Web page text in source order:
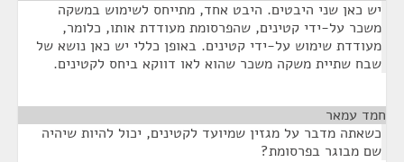
יש כאן שני היבטים. היבט אחד, מתייחס לשימוש במשקה
משכר על-ידי קטינים, שהפרסומת מעודדת אותו, כלומר,
מעודדת שימוש על-ידי קטינים. באופן כללי יש כאן נושא של
שבח שתיית משקה משכר שהוא לאו דווקא ביחס לקטינים.
חמד עמאר
כשאתה מדבר על מגזין שמיועד לקטינים, יכול להיות שיהיה
שם מבוגר בפרסומת?